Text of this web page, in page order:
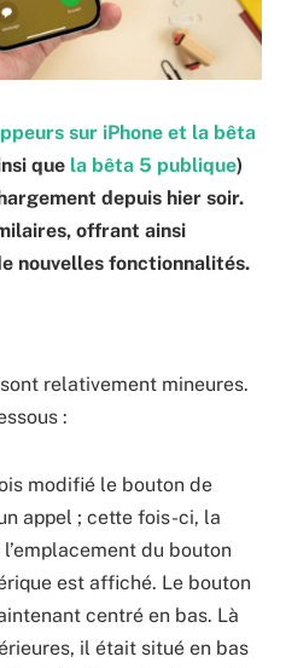
sur iPhone et la bêta
que la bêta 5 publique)
depuis hier soir.
offrant ainsi
nouvelles fonctionnalités.
relativement mineures.
:
modifié le bouton de
appel ; cette fois-ci, la
du bouton
est affiché. Le bouton
centré en bas. Là
il était situé en bas